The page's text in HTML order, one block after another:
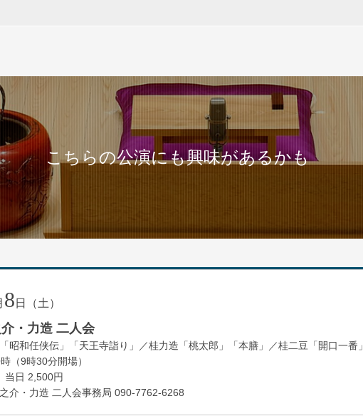
こちらの公演にも興味があるかも
8 日（土）
・力造 二人会
昭和任侠伝」「天王寺詣り」／桂力造「桃太郎」「本膳」／桂二豆「開口一番」
（9時30分開場）
日 2,500円
介・力造 二人会事務局 090-7762-6268